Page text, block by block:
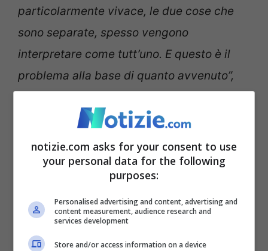
particolarmente vivace, le due cose che
sono separate, spesso vengono
interpretare come tutt’uno. E questo è il
problema alla base di quanto avvenuto”,
accesi ma è comprensibile e ragionevole
dal suo punto di vista. Ha il compito di
porre sempre in evidenza quanto subito da
Israele il 7 ottobre. Non dobbiamo
dimenticare che tutto questo nasce
notizie.com asks for your consent to use
your personal data for the following
purposes:
Personalised advertising and content, advertising and
content measurement, audience research and
services development
Store and/or access information on a device